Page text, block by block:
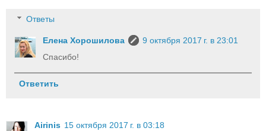
Ответы
Елена Хорошилова
9 октября 2017 г. в 23:01
Спасибо!
Ответить
Airinis 15 октября 2017 г. в 03:18